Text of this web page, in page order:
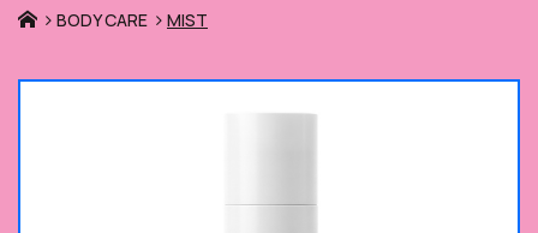
Προϊόντα
BODY CARE MIST